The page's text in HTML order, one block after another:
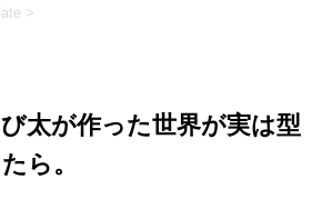
>
太が作った世界が実は型
ら。